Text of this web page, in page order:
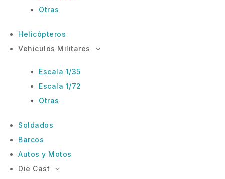
Otras
Helicópteros
Vehiculos Militares
Escala 1/35
Escala 1/72
Otras
Soldados
Barcos
Autos y Motos
Die Cast